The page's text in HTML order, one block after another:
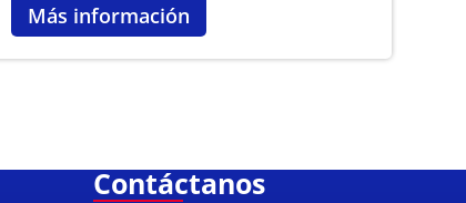
Más información
Contáctanos